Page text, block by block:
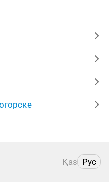
gtx macbook
Қаз Рус